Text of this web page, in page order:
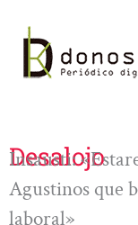
contenido
Desalojo
Insausti:
Agustinos que
laboral»